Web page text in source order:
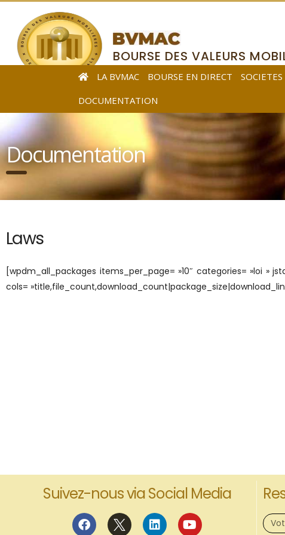
BOURSE DES VALEURS
DE L’AFRIQUE CENTRALE
LA BVMAC BOURSE EN DIRECT
DOCUMENTATION
Documentation
Laws
[wpdm_all_packages items_per_page= »10″ categories= »loi »
cols=
Suivez-nous via Social Media